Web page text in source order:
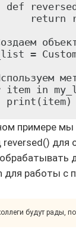
def
return
=
item in
примере
reversed() для
для работы с
будут рады,